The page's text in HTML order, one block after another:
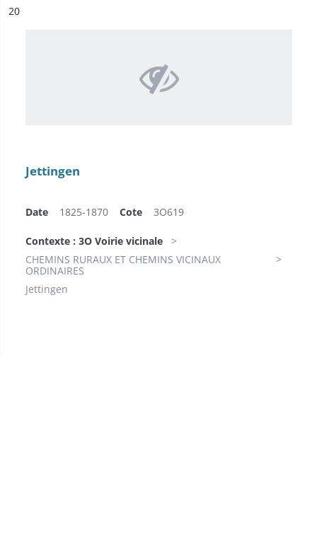
n°
20
Jettingen
Date 1825-1870 Cote 3O619
Contexte : 3O Voirie vicinale
CHEMINS RURAUX ET CHEMINS VICINAUX
ORDINAIRES
Jettingen